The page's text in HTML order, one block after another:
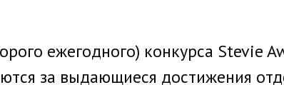
ежегодного) конкурса Stevie
за выдающиеся достижения